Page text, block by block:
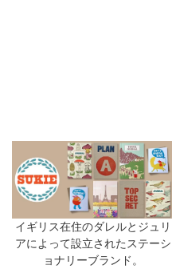
イギリス在住のダレルとジュリ
アによって設立されたステーシ
ョナリーブランド。